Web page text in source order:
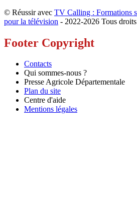
© Réussir avec TV Calling : Formations
pour la télévision - 2022-2026 Tous
Footer Copyright
Contacts
Qui sommes-nous ?
Presse Agricole Départementale
Plan du site
Centre d'aide
Mentions légales